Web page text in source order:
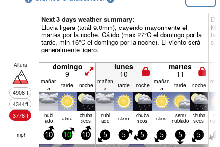
Next 3 days weather summary:
Lluvia ligera (totál 9.0mm), cayendo mayormente el
martes por la noche. Cálido (max 27°C el domingo por la
tarde, min 16°C el domingo por la noche). El viento será
generalmente ligero.
Altura
4908ft
4344ft
3776ft
domingo
9
lunes
10
martes
11
mañan
a
tarde noche mañan
a
tarde noche mañan
a
tarde noche
nubl
ado claro chuba
scos
nubl
ado claro chuba
scos claro semi
nublado
chuba
scos
mph 10 10 10 5 5 5 5 5 5